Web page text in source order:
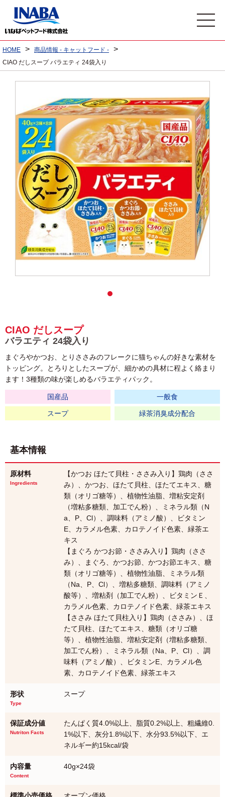
HOME > 商品情報 - キャットフード - >
CIAO だしスープ バラエティ 24袋入り
CIAO だしスープ
バラエティ 24袋入り
まぐろやかつお、とりささみのフレークに猫ちゃんの好きな素材を
トッピング。とろりとしたスープが、細かめの具材に程よく絡まり
ます！3種類の味が楽しめるバラエティパック。
国産品 一般食
スープ 緑茶消臭成分配合
基本情報
原材料
Ingredients
【かつお ほたて貝柱・ささみ入り】鶏肉（ささ
み）、かつお、ほたて貝柱、ほたてエキス、糖
類（オリゴ糖等）、植物性油脂、増粘安定剤
（増粘多糖類、加工でん粉）、ミネラル類（N
a、P、Cl）、調味料（アミノ酸）、ビタミン
E、カラメル色素、カロテノイド色素、緑茶エ
キス
【まぐろ かつお節・ささみ入り】鶏肉（ささ
み）、まぐろ、かつお節、かつお節エキス、糖
類（オリゴ糖等）、植物性油脂、ミネラル類
（Na、P、Cl）、増粘多糖類、調味料（アミノ
酸等）、増粘剤（加工でん粉）、ビタミンＥ、
カラメル色素、カロテノイド色素、緑茶エキス
【ささみ ほたて貝柱入り】鶏肉（ささみ）、ほ
たて貝柱、ほたてエキス、糖類（オリゴ糖
等）、植物性油脂、増粘安定剤（増粘多糖類、
加工でん粉）、ミネラル類（Na、P、Cl）、調
味料（アミノ酸）、ビタミンE、カラメル色
素、カロテノイド色素、緑茶エキス
形状
Type
スープ
保証成分値
Nutriton Facts
たんぱく質4.0%以上、脂質0.2%以上、粗繊維0.
1%以下、灰分1.8%以下、水分93.5%以下、エ
ネルギー約15kcal/袋
内容量
Content
40g×24袋